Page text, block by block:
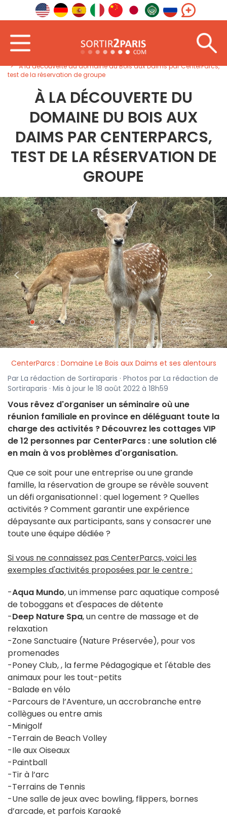
À la découverte du domaine du Bois aux Daims par CenterParcs,
test de la réservation de groupe
À LA DÉCOUVERTE DU
DOMAINE DU BOIS AUX
DAIMS PAR CENTERPARCS,
TEST DE LA RÉSERVATION DE
GROUPE
< >
CenterParcs : Domaine Le Bois aux Daims et ses alentours
Par La rédaction de Sortiraparis · Photos par La rédaction de
Sortiraparis · Mis à jour le 18 août 2022 à 18h59
Vous rêvez d'organiser un séminaire où une
réunion familiale en province en déléguant toute la
charge des activités ? Découvrez les cottages VIP
de 12 personnes par CenterParcs : une solution clé
en main à vos problèmes d'organisation.
Que ce soit pour une entreprise ou une grande
famille, la réservation de groupe se révèle souvent
un défi organisationnel : quel logement ? Quelles
activités ? Comment garantir une expérience
dépaysante aux participants, sans y consacrer une
toute une équipe dédiée ?
Si vous ne connaissez pas CenterParcs, voici les
exemples d'activités proposées par le centre :
-Aqua Mundo, un immense parc aquatique composé
de toboggans et d'espaces de détente
-Deep Nature Spa, un centre de massage et de
relaxation
-Zone Sanctuaire (Nature Préservée), pour vos
promenades
-Poney Club, , la ferme Pédagogique et l'étable des
animaux pour les tout-petits
-Balade en vélo
-Parcours de l’Aventure, un accrobranche entre
collègues ou entre amis
-Minigolf
-Terrain de Beach Volley
-Ile aux Oiseaux
-Paintball
-Tir à l’arc
-Terrains de Tennis
-Une salle de jeux avec bowling, flippers, bornes
d’arcade, et parfois Karaoké